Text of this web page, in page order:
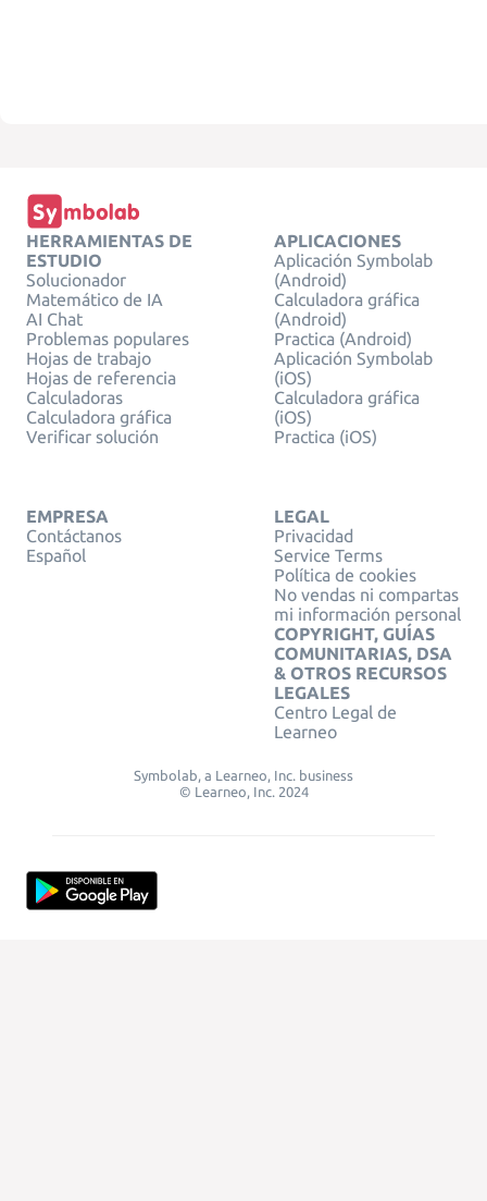
HERRAMIENTAS DE
ESTUDIO
Solucionador
Matemático de IA
AI Chat
Problemas populares
Hojas de trabajo
Hojas de referencia
Calculadoras
Calculadora gráfica
Verificar solución
APLICACIONES
Aplicación Symbolab
(Android)
Calculadora gráfica
(Android)
Practica (Android)
Aplicación Symbolab
(iOS)
Calculadora gráfica
(iOS)
Practica (iOS)
EMPRESA
Contáctanos
Español
LEGAL
Privacidad
Service Terms
Política de cookies
No vendas ni compartas
mi información personal
COPYRIGHT, GUÍAS
COMUNITARIAS, DSA
& OTROS RECURSOS
LEGALES
Centro Legal de
Learneo
Symbolab, a Learneo, Inc. business
© Learneo, Inc. 2024